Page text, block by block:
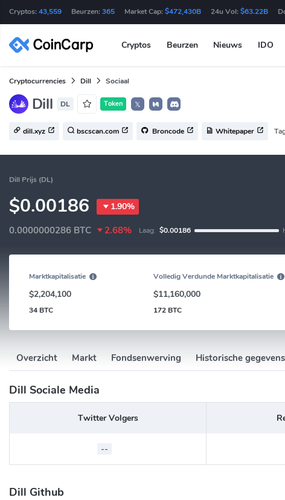
Cryptos: 43,559 Beurzen: 365 Market Cap: $472,430B 24u Vol: $63.22B
Cryptos Beurzen Nieuws IDO
Cryptocurrencies Dill Sociaal
Dill DL Token 𝕏
dill.xyz bscscan.com Broncode Whitepaper
Dill Prijs (DL)
$0.00186 1.90%
0.0000000286 BTC 2.68% Laag: $0.00186
Marktkapitalisatie
$2,204,100
34 BTC
Volledig Verdunde Marktkapitalisatie
$11,160,000
172 BTC
Overzicht Markt Fondsenwerving Historische gegevens
Dill Sociale Media
Twitter Volgers
--
Dill Github